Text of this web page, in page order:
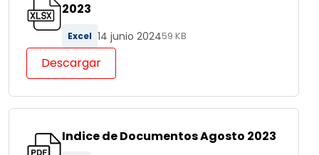
2023
Excel 14 junio 202459 KB
Descargar
Indice de Documentos Agosto 2023